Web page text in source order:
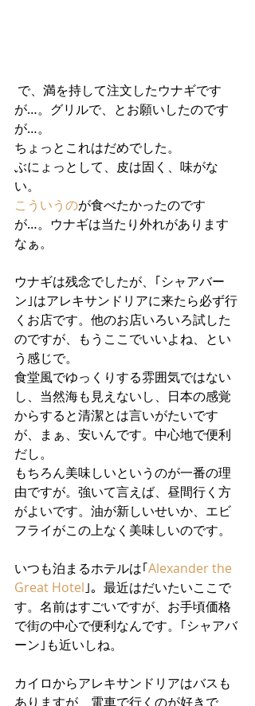
が…。グリルで、とお願いしたのです
が…。
ちょっとこれはだめでした。
ぶにょっとして、皮は固く、味がな
い。
こういうのが食べたかったのです
が…。ウナギは当たり外れがあります
なぁ。
ウナギは残念でしたが、｢シャアバー
ン｣はアレキサンドリアに来たら必ず行
くお店です。他のお店いろいろ試した
のですが、もうここでいいよね、とい
う感じで。
食堂風でゆっくりする雰囲気ではない
し、当然海も見えないし、日本の感覚
からすると清潔とは言いがたいです
が、まぁ、安いんです。中心地で便利
だし。
もちろん美味しいというのが一番の理
由ですが。強いて言えば、昼間行く方
がよいです。油が新しいせいか、エビ
フライがこの上なく美味しいのです。
いつも泊まるホテルは｢Alexander the
Great Hotel ｣。最近はだいたいここで
す。名前はすごいですが、お手頃価格
で街の中心で便利なんです。｢シャアバ
ーン｣も近いしね。
カイロからアレキサンドリアはバスも
ありますが、電車で行くのが好きで